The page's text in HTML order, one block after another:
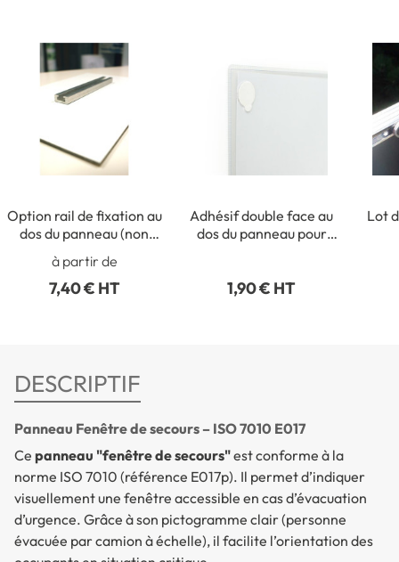
Option rail de fixation au
dos du panneau (non
à partir de
7,40 € HT
Adhésif double face au
dos du panneau pour
1,90 € HT
Lot
DESCRIPTIF
Panneau Fenêtre de secours – ISO 7010 E017
Ce panneau "fenêtre de secours"est conforme à la
norme ISO 7010 (référence E017p). Il permet d’indiquer
visuellement une fenêtre accessible en cas d’évacuation
d’urgence. Grâce à son pictogramme clair (personne
évacuée par camion à échelle), il facilite l’orientation des